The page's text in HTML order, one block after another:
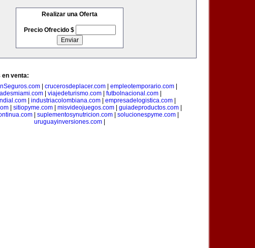
Realizar una Oferta
Precio Ofrecido $
en venta:
| crucerosdeplacer.com| empleotemporario.com|
| viajedeturismo.com| futbolnacional.com|
industriacolombiana.com empresadelogistica.com
sitiopyme.com misvideojuegos.com guiadeproductos.com
suplementosynutricion.com solucionespyme.com
uruguayinversiones.com